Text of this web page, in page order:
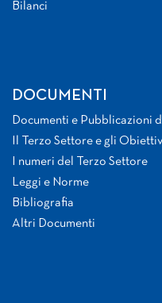
Bilanci
DOCUMENTI
Documenti e Pubblicazioni
Il Terzo Settore e gli
I numeri del Terzo Settore
Leggi e Norme
Bibliografia
Altri Documenti